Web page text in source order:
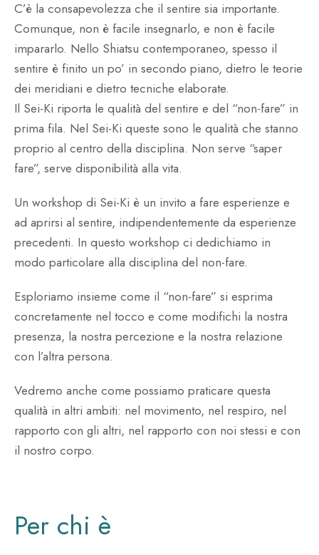
C’è la consapevolezza che il sentire sia importante.
Comunque, non è facile insegnarlo, e non è facile
impararlo. Nello Shiatsu contemporaneo, spesso il
sentire è finito un po’ in secondo piano, dietro le teorie
dei meridiani e dietro tecniche elaborate.
Il Sei-Ki riporta le qualità del sentire e del “non-fare” in
prima fila. Nel Sei-Ki queste sono le qualità che stanno
proprio al centro della disciplina. Non serve “saper
fare”, serve disponibilità alla vita.
Un workshop di Sei-Ki è un invito a fare esperienze e
ad aprirsi al sentire, indipendentemente da esperienze
precedenti. In questo workshop ci dedichiamo in
modo particolare alla disciplina del non-fare.
Esploriamo insieme come il “non-fare” si esprima
concretamente nel tocco e come modifichi la nostra
presenza, la nostra percezione e la nostra relazione
con l’altra persona.
Vedremo anche come possiamo praticare questa
qualità in altri ambiti: nel movimento, nel respiro, nel
rapporto con gli altri, nel rapporto con noi stessi e con
il nostro corpo.
Per chi è